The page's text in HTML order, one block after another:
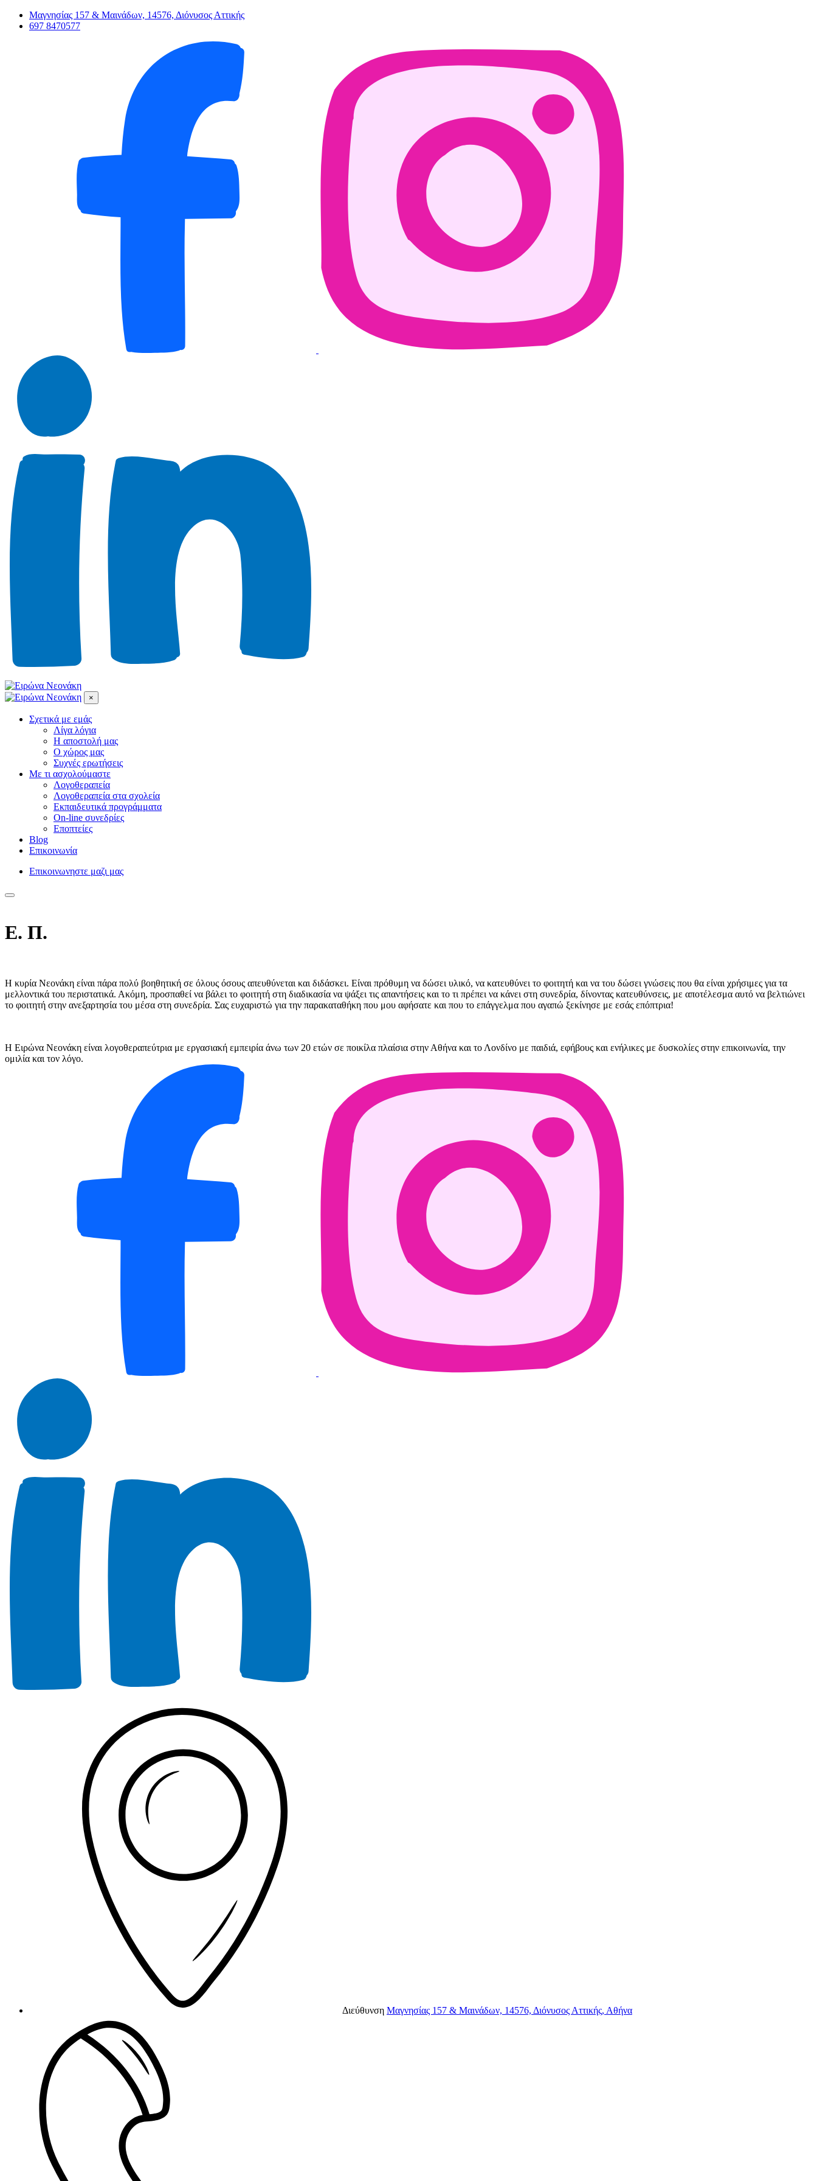
Μαγνησίας 157 & Μαινάδων, 14576, Διόνυσος Αττικής
697 8470577
×
Σχετικά με εμάς
Λίγα λόγια
Η αποστολή μας
Ο χώρος μας
Συχνές ερωτήσεις
Με τι ασχολούμαστε
Λογοθεραπεία
Λογοθεραπεία στα σχολεία
Εκπαιδευτικά προγράμματα
On-line συνεδρίες
Εποπτείες
Blog
Επικοινωνία
Επικοινωνηστε μαζι μας
Ε. Π.
Η κυρία Νεονάκη είναι πάρα πολύ βοηθητική σε όλους όσους απευθύνεται και διδάσκει. Είναι πρόθυμη να δώσει υλικό, να κατευθύνει το φοιτητή και να του δώσει γνώσεις που θα είναι χρήσιμες για τα
μελλοντικά του περιστατικά. Ακόμη, προσπαθεί να βάλει το φοιτητή στη διαδικασία να ψάξει τις απαντήσεις και το τι πρέπει να κάνει στη συνεδρία, δίνοντας κατευθύνσεις, με αποτέλεσμα αυτό να βελτιώνει
το φοιτητή στην ανεξαρτησία του μέσα στη συνεδρία. Σας ευχαριστώ για την παρακαταθήκη που μου αφήσατε και που το επάγγελμα που αγαπώ ξεκίνησε με εσάς επόπτρια!
Η Ειρώνα Νεονάκη είναι λογοθεραπεύτρια με εργασιακή εμπειρία άνω των 20 ετών σε ποικίλα πλαίσια στην Αθήνα και το Λονδίνο με παιδιά, εφήβους και ενήλικες με δυσκολίες στην επικοινωνία, την
ομιλία και τον λόγο.
Διεύθυνση Μαγνησίας 157 & Μαινάδων, 14576, Διόνυσος Αττικής, Αθήνα